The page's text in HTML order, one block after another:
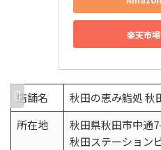
楽天市
店舗名
秋田の恵み鮨処 秋
所在地
秋田県秋田市中通
秋田ステーション